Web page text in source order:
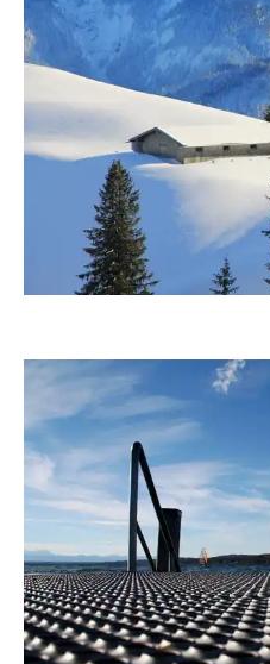
fanty
fanty